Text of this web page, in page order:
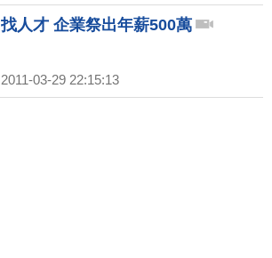
找人才 企業祭出年薪500萬
2011-03-29 22:15:13